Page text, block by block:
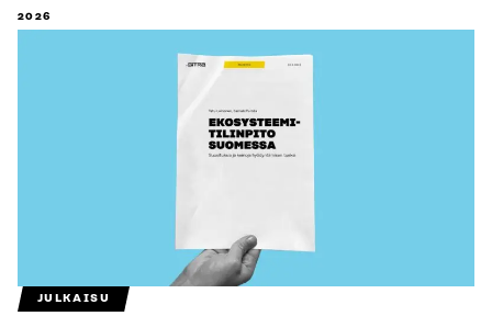
2026
JULKAISU